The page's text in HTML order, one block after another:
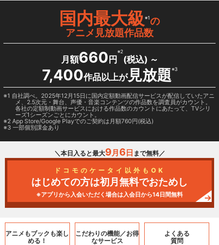
国内最大級※1の
アニメ見放題作品数
月額660 円
※2
(税込) ～
7,400作品以上が見放題※3
1 自社調べ。2025年12月15日に国内定額動画配信サービスが配信していたアニ
メ、2.5次元・舞台、声優・音楽コンテンツの作品数を調査員がカウント。
各社の定額制動画サービスにおける作品数のカウントにあたって、TVシリ
ーズ1シーズンごとにカウント。
2 App Store/Google Playでのご契約は月額760円(税込)
3 一部個別課金あり
＼本日入ると最大9月 6日 まで無料／
ドコモのケータイ以外もOK
はじめての方は初月無料でおためし
※アプリから入会いただく場合は入会日から14日間無料
アニメもブックも楽し
める！
こだわりの機能／お得
なサービス
よくある
質問